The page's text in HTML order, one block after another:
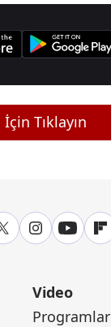
Tıklayın
Video
Programlar